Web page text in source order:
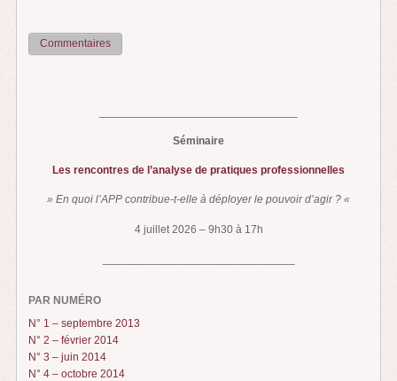
Commentaires
Séminaire
Les rencontres de l’analyse de pratiques professionnelles
» En quoi l’APP contribue-t-elle à déployer le pouvoir d’agir ? «
4 juillet 2026 – 9h30 à 17h
PAR NUMÉRO
N° 1 – septembre 2013
N° 2 – février 2014
N° 3 – juin 2014
N° 4 – octobre 2014